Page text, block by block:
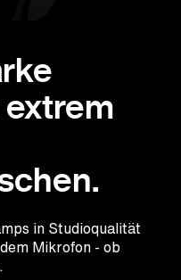
in Studioqualität
Mikrofon - ob